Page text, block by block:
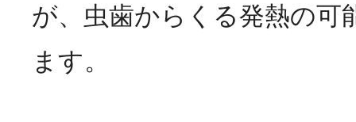
が、虫歯からくる発熱の可
ます。